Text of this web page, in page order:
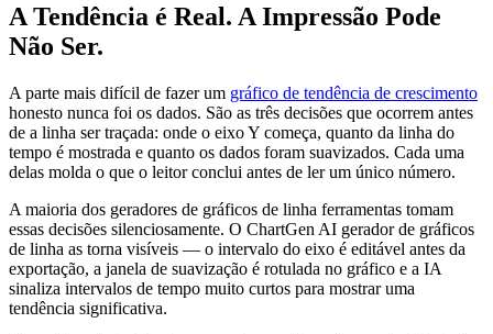
A Tendência é Real. A Impressão Pode
Não Ser.
A parte mais difícil de fazer um gráfico de tendência de crescimento
honesto nunca foi os dados. São as três decisões que ocorrem antes
de a linha ser traçada: onde o eixo Y começa, quanto da linha do
tempo é mostrada e quanto os dados foram suavizados. Cada uma
delas molda o que o leitor conclui antes de ler um único número.
A maioria dos geradores de gráficos de linha ferramentas tomam
essas decisões silenciosamente. O ChartGen AI gerador de gráficos
de linha as torna visíveis — o intervalo do eixo é editável antes da
exportação, a janela de suavização é rotulada no gráfico e a IA
sinaliza intervalos de tempo muito curtos para mostrar uma
tendência significativa.